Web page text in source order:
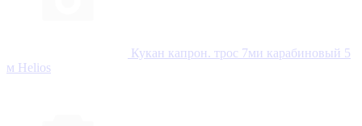
Кукан капрон. трос 7ми карабиновый 5
м Helios